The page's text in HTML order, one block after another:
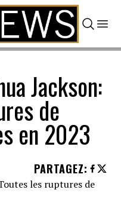
Jackson:
de
en 2023
PARTAGEZ: